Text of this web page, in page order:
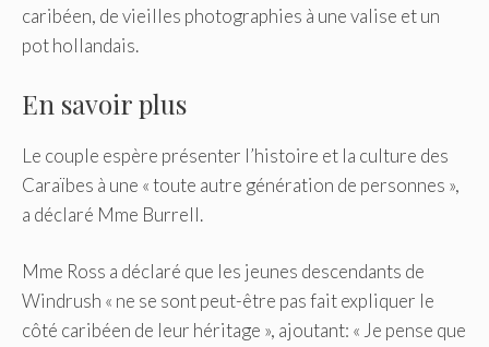
caribéen, de vieilles photographies à une valise et un
pot hollandais.
En savoir plus
Le couple espère présenter l’histoire et la culture des
Caraïbes à une « toute autre génération de personnes »,
a déclaré Mme Burrell.
Mme Ross a déclaré que les jeunes descendants de
Windrush « ne se sont peut-être pas fait expliquer le
côté caribéen de leur héritage », ajoutant: « Je pense que